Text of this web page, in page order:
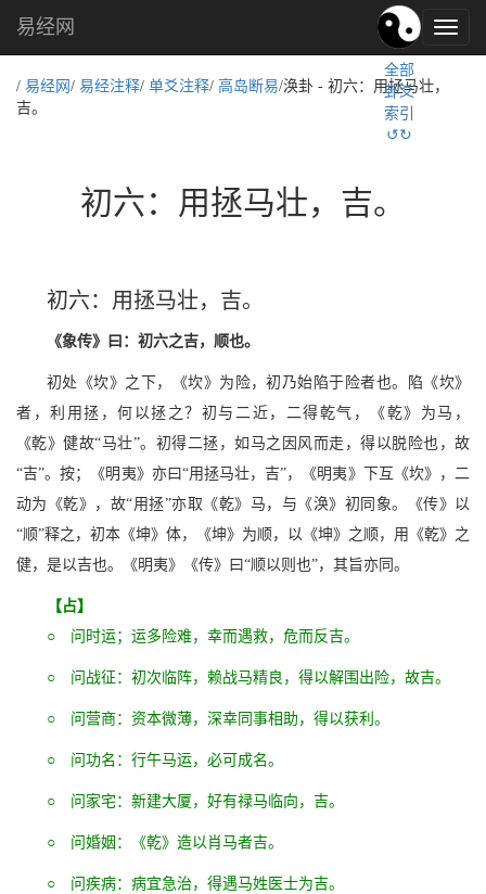
易
经
易经网
全部
卦爻
索引
↺↻
/ 易经网 / 易经注释/ 单爻注释/ 高岛断易/涣卦 - 初六：用拯马壮，
吉。
初六：用拯马壮，吉。
初六：用拯马壮，吉。
《象传》曰：初六之吉，顺也。
初处《坎》之下，《坎》为险，初乃始陷于险者也。陷《坎》
者，利用拯，何以拯之？初与二近，二得乾气，《乾》为马，
《乾》健故“马壮”。初得二拯，如马之因风而走，得以脱险也，故
“吉”。按；《明夷》亦曰“用拯马壮，吉”，《明夷》下互《坎》，二
动为《乾》，故“用拯”亦取《乾》马，与《涣》初同象。《传》以
“顺”释之，初本《坤》体，《坤》为顺，以《坤》之顺，用《乾》之
健，是以吉也。《明夷》《传》曰“顺以则也”，其旨亦同。
【占】
○ 问时运；运多险难，幸而遇救，危而反吉。
○ 问战征：初次临阵，赖战马精良，得以解围出险，故吉。
○ 问营商：资本微薄，深幸同事相助，得以获利。
○ 问功名：行午马运，必可成名。
○ 问家宅：新建大厦，好有禄马临向，吉。
○ 问婚姻：《乾》造以肖马者吉。
○ 问疾病：病宜急治，得遇马姓医士为吉。